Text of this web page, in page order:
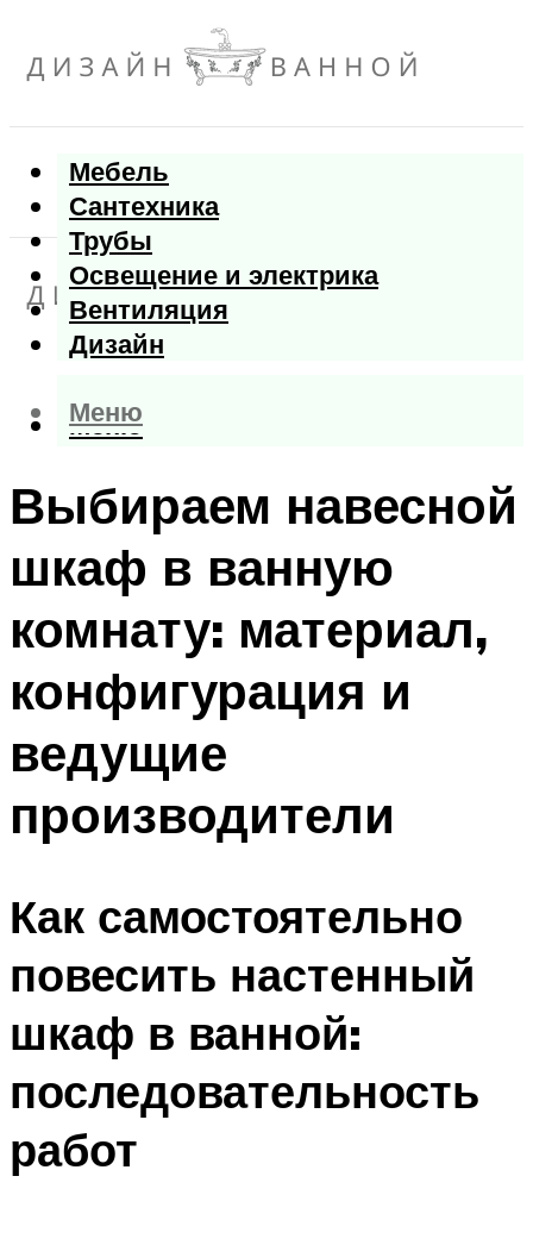
Мебель
Сантехника
Трубы
Освещение и электрика
Вентиляция
Дизайн
Меню
Меню
Выбираем навесной
шкаф в ванную
комнату: материал,
конфигурация и
ведущие
производители
Как самостоятельно
повесить настенный
шкаф в ванной:
последовательность
работ